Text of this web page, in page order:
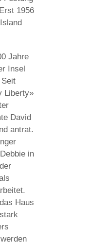
1956
Jahre
Insel
Liberty»
David
antrat.
in
Haus